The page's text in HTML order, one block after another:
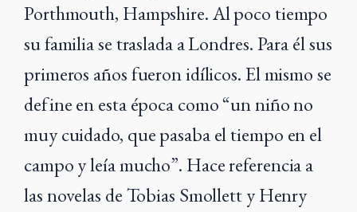
Porthmouth, Hampshire. Al poco tiempo
su familia se traslada a Londres. Para él sus
primeros años fueron idílicos. El mismo se
define en esta época como “un niño no
muy cuidado, que pasaba el tiempo en el
campo y leía mucho”. Hace referencia a
las novelas de Tobias Smollett y Henry